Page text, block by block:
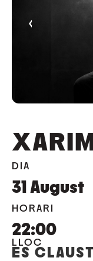
‹
DIA
31 August
HORARI
22:00
LLOC
ES